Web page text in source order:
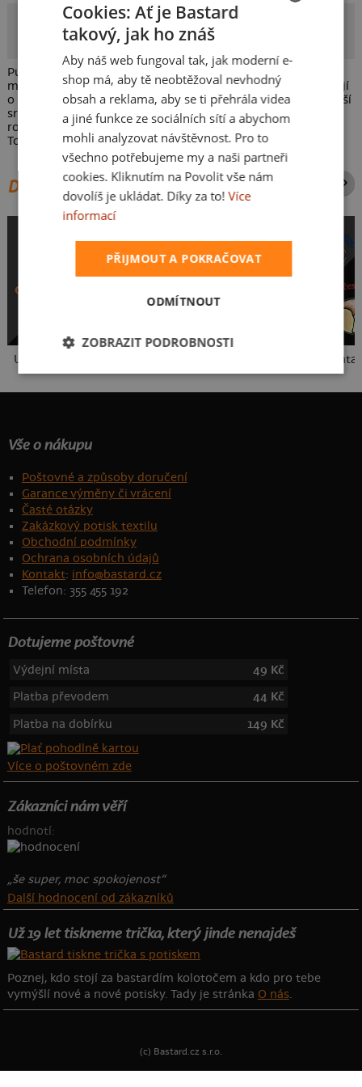
BadBlueye
Autorka potisku
Punk's Not Dead vy v***vé! Tohle je kmen, punkáčem se sice
můžeš stát, ale ti praví, se už v břiše začínají projevovat a dají
o sobě vědět. Číro a náušnice jsou jasná věc, ovšem ti největší
srdcaři, ty bez kytary nedají ani chvíli. Když pak v břiše
rozjedou to svoje pogo, žádná mamka nebude chápat. Born
To Punk, jsme zrozeni pro punk!
DALŠÍ POTISKY ZE STEJNÉ KATEGORIE
USB připojení
Vše o nákupu
Poštovné a způsoby doručení
Garance výměny či vrácení
Časté otázky
Zakázkový potisk textilu
Obchodní podmínky
Ochrana osobních údajů
Kontakt: info@bastard.cz
Telefon: 355 455 192
Dotujeme poštovné
Výdejní místa
49 Kč
Platba převodem
44 Kč
Platba na dobírku
149 Kč
Více o poštovném zde
Zákazníci nám věří
hodnotí:
„še super, moc spokojenost“
Další hodnocení od zákazníků
Už 19 let tiskneme trička, který jinde nenajdeš
Poznej, kdo stojí za bastardím kolotočem a kdo pro tebe
vymýšlí nové a nové potisky. Tady je stránka O nás.
(c) Bastard.cz s.r.o.
SLOVAK
Cookies: Ať je Bastard
takový, jak ho znáš
Aby náš web fungoval tak, jak moderní e-
shop má, aby tě neobtěžoval nevhodný
obsah a reklama, aby se ti přehrála videa
a jiné funkce ze sociálních sítí a abychom
mohli analyzovat návštěvnost. Pro to
všechno potřebujeme my a naši partneři
cookies. Kliknutím na Povolit vše nám
dovolíš je ukládat. Díky za to! Více
informací
PŘIJMOUT A POKRAČOVAT
ODMÍTNOUT
ZOBRAZIT PODROBNOSTI